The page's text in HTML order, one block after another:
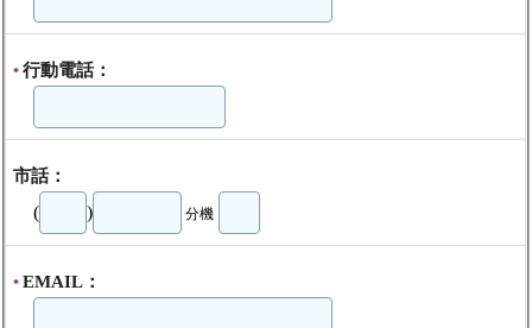
*行動電話：
市話：
( ) 分機
* EMAIL：